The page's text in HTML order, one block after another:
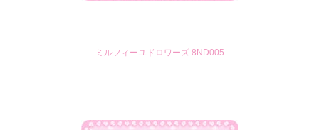
ミルフィーユドロワーズ 8ND005